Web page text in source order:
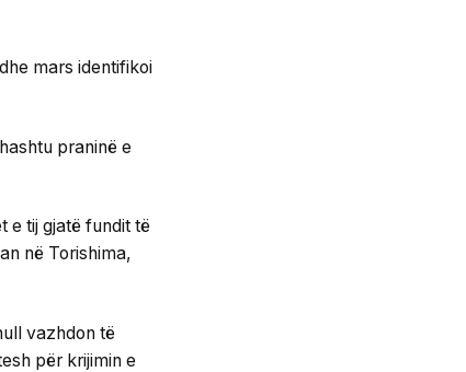
mars identifikoi
praninë e
e tij gjatë fundit të
në Torishima,
vazhdon të
për krijimin e